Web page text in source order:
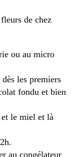
de chez
ou au micro
les premiers
fondu et bien
et le miel et là
au congélateur